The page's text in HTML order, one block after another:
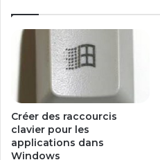
Créer des raccourcis
clavier pour les
applications dans
Windows